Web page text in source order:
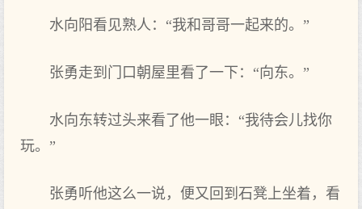
水向阳看见熟人：“我和哥哥一起来的。”
张勇走到门口朝屋里看了一下：“向东。”
水向东转过头来看了他一眼：“我待会儿找你
玩。”
张勇听他这么一说，便又回到石凳上坐着，看